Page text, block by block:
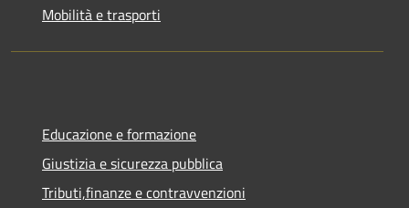
Mobilità e trasporti
Educazione e formazione
Giustizia e sicurezza pubblica
Tributi,finanze e contravvenzioni